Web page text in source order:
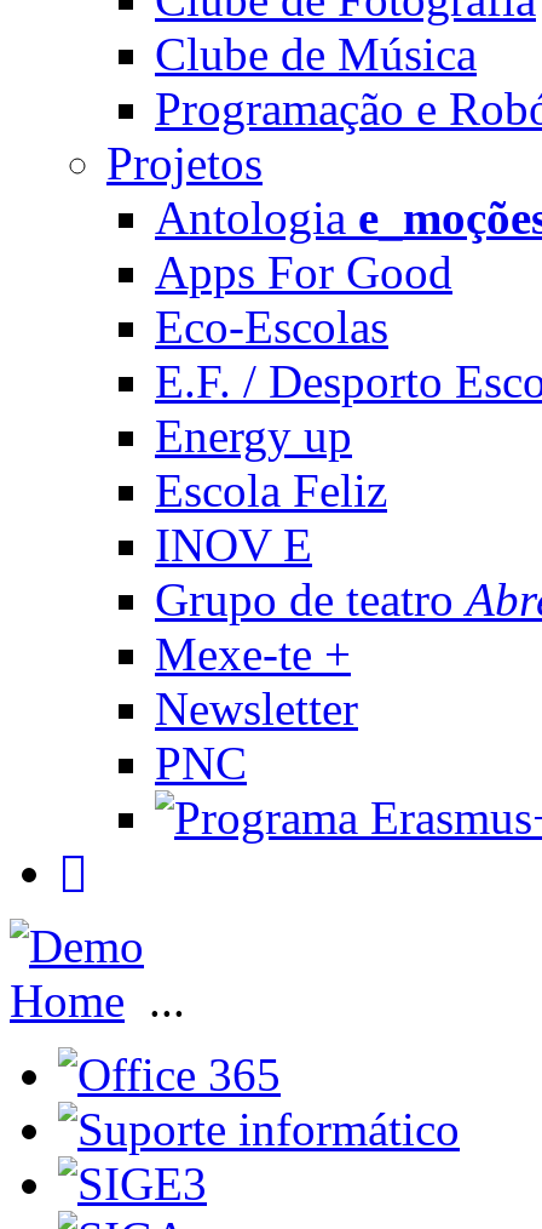
Clube de Música
Programação e
Projetos
Antologia
Apps For Good
Eco-Escolas
E.F. / Desporto
Energy up
Escola Feliz
INOV E
Grupo de teatro
Mexe-te +
Newsletter
PNC
Home ...